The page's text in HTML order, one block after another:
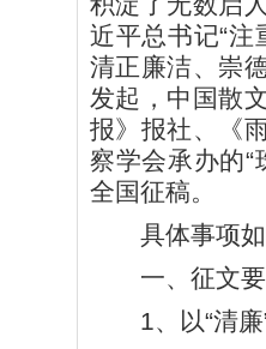
近平总书记“
清正廉洁、崇
发起，中国散
报》报社、《
察学会承办的
全国征稿。
具体事项
一、征文
1、以“清廉